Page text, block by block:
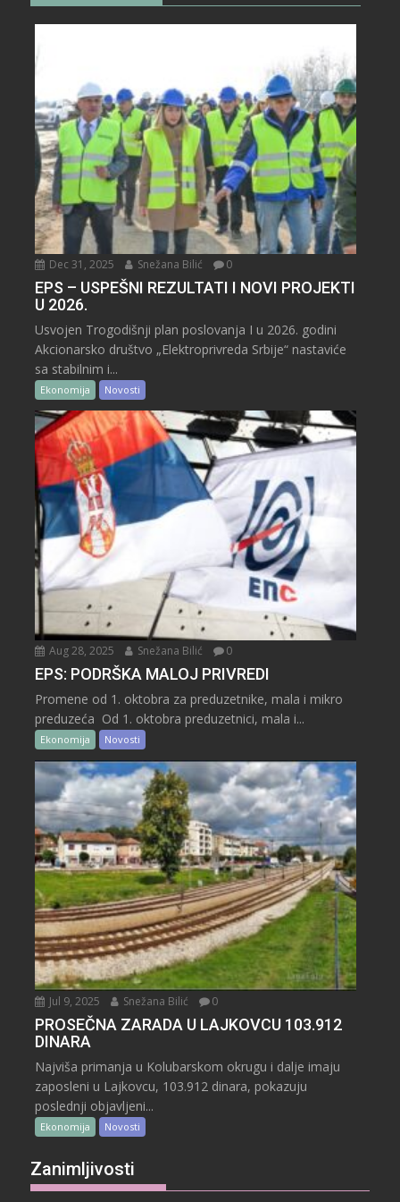
Dec 31, 2025 Snežana Bilić 0
EPS – USPEŠNI REZULTATI I NOVI PROJEKTI
U 2026.
Usvojen Trogodišnji plan poslovanja I u 2026. godini
Akcionarsko društvo „Elektroprivreda Srbije“ nastaviće
sa stabilnim i...
Ekonomija Novosti
Aug 28, 2025 Snežana Bilić 0
EPS: PODRŠKA MALOJ PRIVREDI
Promene od 1. oktobra za preduzetnike, mala i mikro
preduzeća Od 1. oktobra preduzetnici, mala i...
Ekonomija Novosti
Jul 9, 2025 Snežana Bilić 0
PROSEČNA ZARADA U LAJKOVCU 103.912
DINARA
Najviša primanja u Kolubarskom okrugu i dalje imaju
zaposleni u Lajkovcu, 103.912 dinara, pokazuju
poslednji objavljeni...
Ekonomija Novosti
Zanimljivosti